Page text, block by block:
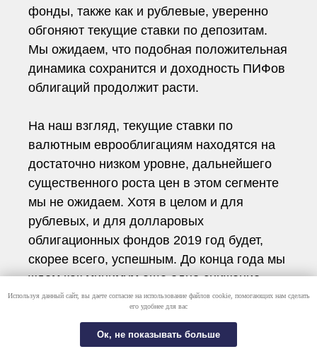
фонды, также как и рублевые, уверенно
обгоняют текущие ставки по депозитам.
Мы ожидаем, что подобная положительная
динамика сохранится и доходность ПИФов
облигаций продолжит расти.
На наш взгляд, текущие ставки по
валютным еврооблигациям находятся на
достаточно низком уровне, дальнейшего
существенного роста цен в этом сегменте
мы не ожидаем. Хотя в целом и для
рублевых, и для долларовых
облигационных фондов 2019 год будет,
скорее всего, успешным. До конца года мы
ждем как минимум еще одно снижение
ставки ЦБ на 0,25 пункта, что
облигациях, на доходности их
Используя данный сайт, вы даете согласие на использование файлов cookie, помогающих нам сделать
его удобнее для вас
Ок, не показывать больше